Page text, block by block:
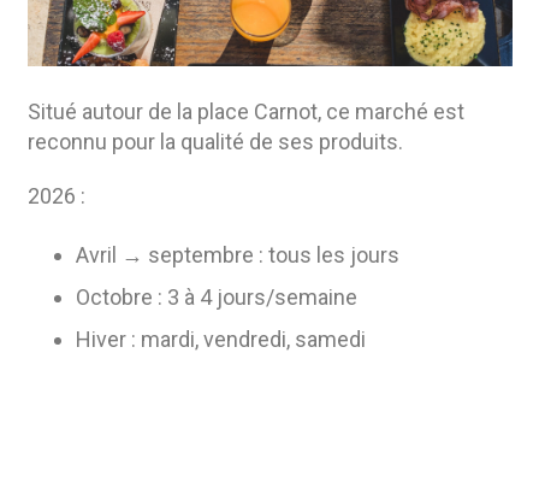
Situé autour de la place Carnot, ce marché est
reconnu pour la qualité de ses produits.
2026 :
Avril → septembre : tous les jours
Octobre : 3 à 4 jours/semaine
Hiver : mardi, vendredi, samedi